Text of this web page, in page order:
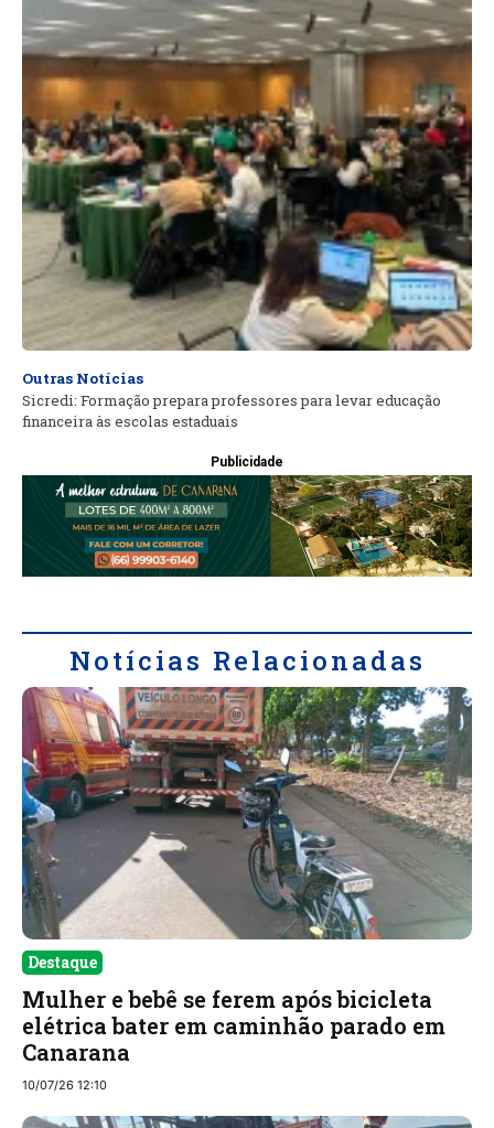
Outras Notícias
Sicredi: Formação prepara professores para levar educação
financeira às escolas estaduais
Publicidade
Notícias Relacionadas
Destaque
Mulher e bebê se ferem após bicicleta
elétrica bater em caminhão parado em
Canarana
10/07/26 12:10